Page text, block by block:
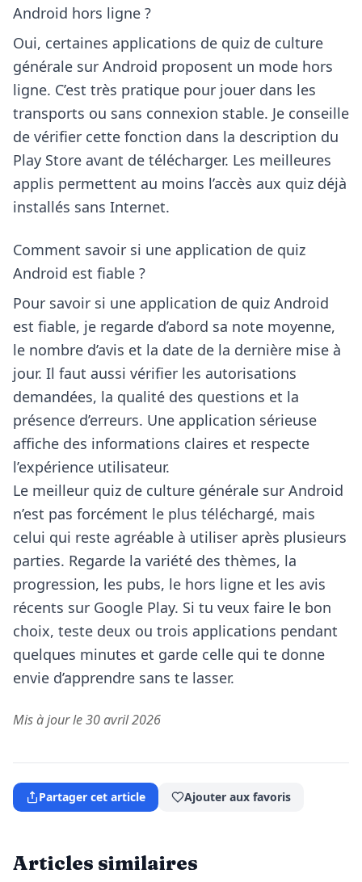
Android hors ligne ?
Oui, certaines applications de quiz de culture
générale sur Android proposent un mode hors
ligne. C’est très pratique pour jouer dans les
transports ou sans connexion stable. Je conseille
de vérifier cette fonction dans la description du
Play Store avant de télécharger. Les meilleures
applis permettent au moins l’accès aux quiz déjà
installés sans Internet.
Comment savoir si une application de quiz
Android est fiable ?
Pour savoir si une application de quiz Android
est fiable, je regarde d’abord sa note moyenne,
le nombre d’avis et la date de la dernière mise à
jour. Il faut aussi vérifier les autorisations
demandées, la qualité des questions et la
présence d’erreurs. Une application sérieuse
affiche des informations claires et respecte
l’expérience utilisateur.
Le meilleur quiz de culture générale sur Android
n’est pas forcément le plus téléchargé, mais
celui qui reste agréable à utiliser après plusieurs
parties. Regarde la variété des thèmes, la
progression, les pubs, le hors ligne et les avis
récents sur Google Play. Si tu veux faire le bon
choix, teste deux ou trois applications pendant
quelques minutes et garde celle qui te donne
envie d’apprendre sans te lasser.
Mis à jour le 30 avril 2026
Partager cet article Ajouter aux favoris
Articles similaires